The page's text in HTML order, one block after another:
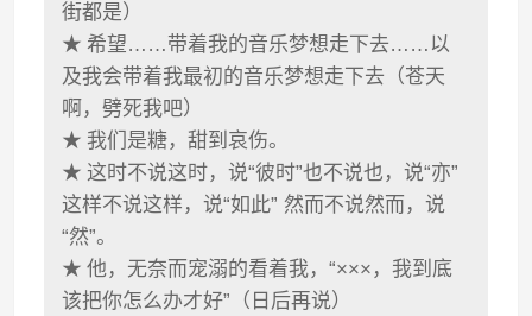
街都是）
★ 希望……带着我的音乐梦想走下去……以
及我会带着我最初的音乐梦想走下去（苍天
啊，劈死我吧）
★我们是糖，甜到哀伤。
★ 这时不说这时，说“彼时”也不说也，说“亦”
这样不说这样，说“如此” 然而不说然而，说
“然”。
★他，无奈而宠溺的看着我，“×××，我到底
该把你怎么办才好”（日后再说）